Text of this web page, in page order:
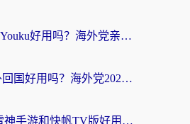
云极和Unblock Youku好用吗？海外党亲测+2026回国加速器避坑指南
ChickCN和海外回国好用吗？海外党2026亲测：从手游到影音，选对加速器的3个关键
海外党必看：雷神手游和快帆TV版好用吗？3步选对回国加速器不踩坑